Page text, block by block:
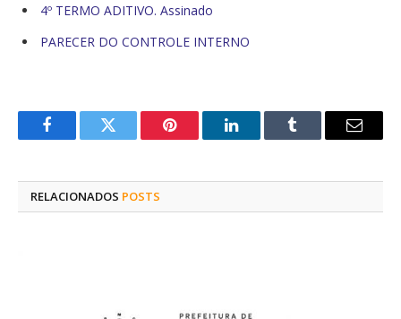
4º TERMO ADITIVO. Assinado
PARECER DO CONTROLE INTERNO
FacebookTwitter Pinterest O
Tumblr
E-
RELACIONADOS POSTS